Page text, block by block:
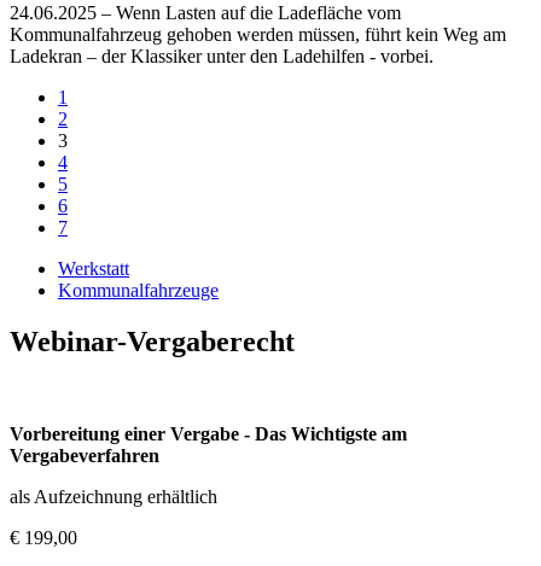
24.06.2025 – Wenn Lasten auf die Ladefläche vom
Kommunalfahrzeug gehoben werden müssen, führt kein Weg am
Ladekran – der Klassiker unter den Ladehilfen - vorbei.
1
2
3
4
5
6
7
Werkstatt
Kommunalfahrzeuge
Webinar-Vergaberecht
Vorbereitung einer Vergabe - Das Wichtigste am
Vergabeverfahren
als Aufzeichnung erhältlich
€ 199,00